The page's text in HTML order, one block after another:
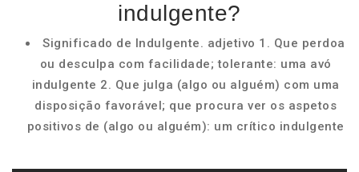
indulgente?
Significado de Indulgente. adjetivo 1. Que perdoa
ou desculpa com facilidade; tolerante: uma avó
indulgente 2. Que julga (algo ou alguém) com uma
disposição favorável; que procura ver os aspetos
positivos de (algo ou alguém): um crítico indulgente